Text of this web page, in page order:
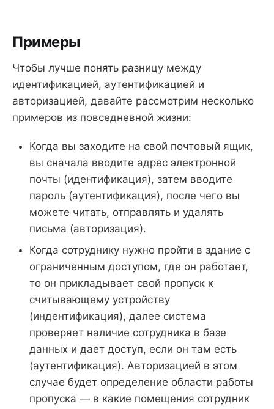
Примеры
Чтобы лучше понять разницу между
идентификацией, аутентификацией и
авторизацией, давайте рассмотрим несколько
примеров из повседневной жизни:
Когда вы заходите на свой почтовый ящик,
вы сначала вводите адрес электронной
почты (идентификация), затем вводите
пароль (аутентификация), после чего вы
можете читать, отправлять и удалять
письма (авторизация).
Когда сотруднику нужно пройти в здание с
ограниченным доступом, где он работает,
то он прикладывает свой пропуск к
считывающему устройству
(индентификация), далее система
проверяет наличие сотрудника в базе
данных и дает доступ, если он там есть
(аутентификация). Авторизацией в этом
случае будет определение области работы
пропуска — в какие помещения сотрудник